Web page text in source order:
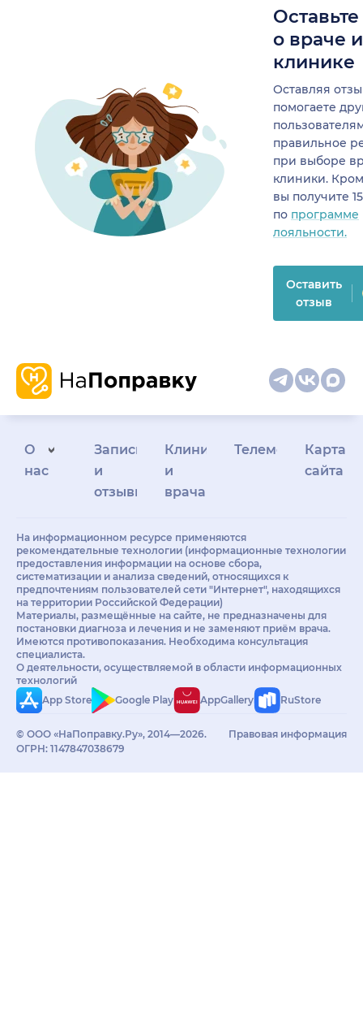
о враче
клинике
Оставляя
помогаете
правильное
при выборе
клиники.
вы получите
по программе
лояльности.
Оставить
отзыв
О
нас
Запись
и
отзывы
Клиникам
и
врачам
Телемедицина
Карта
сайта
На информационном ресурсе применяются
рекомендательные технологии (информационные технологии
предоставления информации на основе сбора,
систематизации и анализа сведений, относящихся к
предпочтениям пользователей сети "Интернет", находящихся
на территории Российской Федерации)
Материалы, размещённые на сайте, не предназначены для
постановки диагноза и лечения и не заменяют приём врача.
Имеются противопоказания. Необходима консультация
специалиста.
О деятельности, осуществляемой в области информационных
технологий
App Store
Google Play AppGallery RuStore
© ООО «НаПоправку.Ру», 2014—2026.
ОГРН: 1147847038679
Правовая информация